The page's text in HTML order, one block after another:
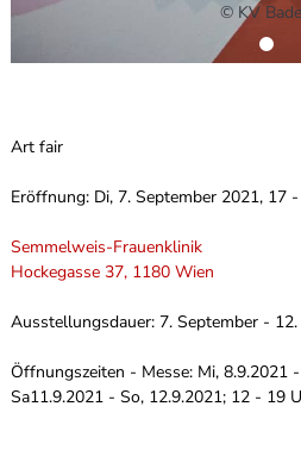
© KV
Art fair
Eröffnung: Di, 7. September 2021, 17
Semmelweis-Frauenklinik
Hockegasse 37, 1180 Wien
Ausstellungsdauer: 7. September -
Öffnungszeiten - Messe: Mi, 8.9.2021
Sa11.9.2021 - So, 12.9.2021; 12 - 19